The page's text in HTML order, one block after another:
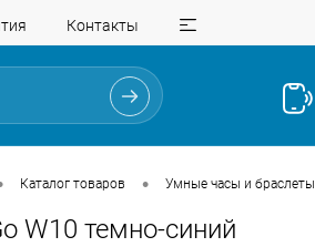
Контакты
Каталог товаров • Умные часы и браслеты
W10 темно-синий